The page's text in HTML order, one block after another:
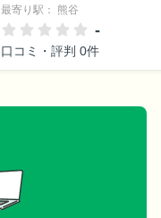
最寄り駅： 熊谷
-
口コミ・評判 0件